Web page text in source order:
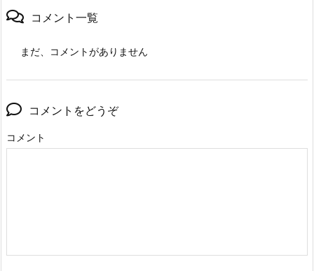
コメント一覧
まだ、コメントがありません
コメントをどうぞ
コメント